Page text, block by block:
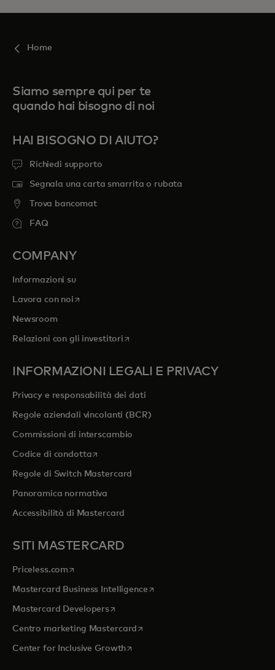
Home
Siamo sempre qui per te
quando hai bisogno di noi
HAI BISOGNO DI AIUTO?
Richiedi supporto
Segnala una carta smarrita o rubata
Trova bancomat
FAQ
COMPANY
Informazioni su
Lavora con noi si apre in una nuova scheda
Newsroom
Relazioni con gli investitorisi apre in una nuova scheda
INFORMAZIONI LEGALI E PRIVACY
Privacy e responsabilità dei dati
Regole aziendali vincolanti (BCR)
Commissioni di interscambio
Codice di condottasi apre in una nuova scheda
Regole di Switch Mastercard
Panoramica normativa
Accessibilità di Mastercard
SITI MASTERCARD
Priceless.com si apre in una nuova scheda
Mastercard Business Intelligencesi apre in una nuova scheda
Mastercard Developerssi apre in una nuova scheda
Centro marketing Mastercard si apre in una nuova scheda
Center for Inclusive Growthsi apre in una nuova scheda